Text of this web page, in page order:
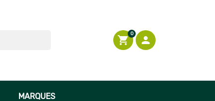
shopping_cart
0

Connexion
MARQUES